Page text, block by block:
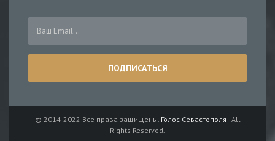
© 2014-2022 Все права защищены. Голос Севастополя - All
Rights Reserved.